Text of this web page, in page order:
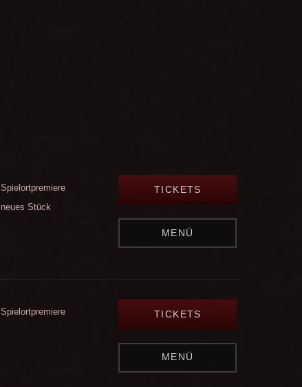
Spielortpremiere
neues Stück
TICKETS
MENÜ
Spielortpremiere TICKETS
MENÜ